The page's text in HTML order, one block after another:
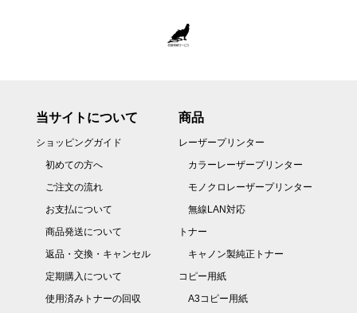
当サイトについて
ショッピングガイド
初めての方へ
ご注文の流れ
お支払について
商品発送について
返品・交換・キャンセル
定期購入について
使用済みトナーの回収
商品
レーザープリンター
カラーレーザープリンター
モノクロレーザープリンター
無線LAN対応
トナー
キャノン製純正トナー
コピー用紙
A3コピー用紙